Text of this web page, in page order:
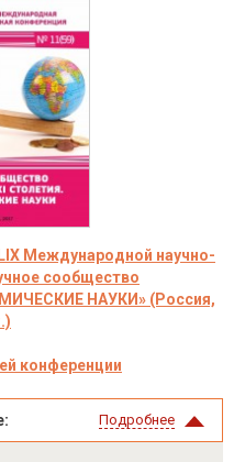
LIX Международной научно-
сообщество
НАУКИ» (Россия,
конференции
Подробнее